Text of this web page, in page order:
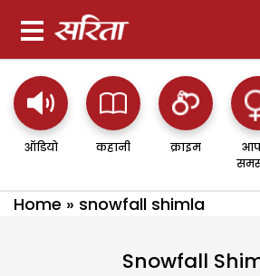
ऑडियो कहानी क्राइम
Home » snowfall shimla
Snowfall